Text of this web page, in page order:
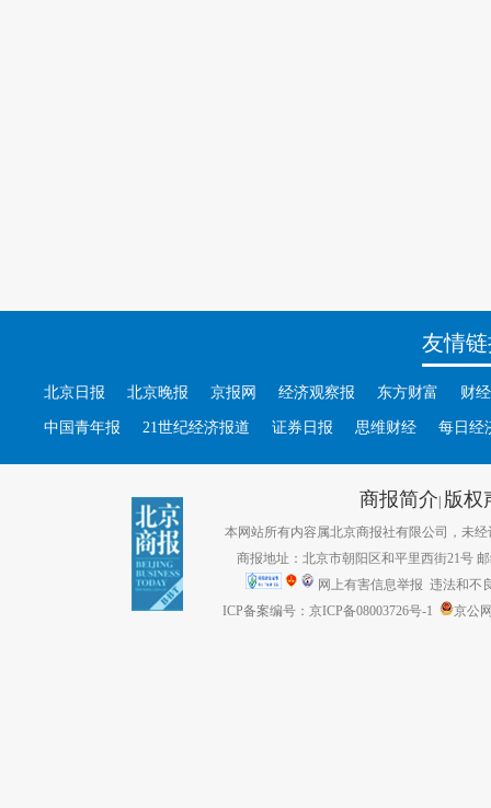
友情
北京日报 北京晚报 京报网 经济观察报 东方财富 财
中国青年报 21世纪经济报道 证券日报 思维财经 每日经
商报简介| 版权
本网站所有内容属北京商报社有限公司，未经
商报地址：北京市朝阳区和平里西街21号
网上有害信息举报 违法和不
ICP备案编号：京ICP备08003726号-1
京公